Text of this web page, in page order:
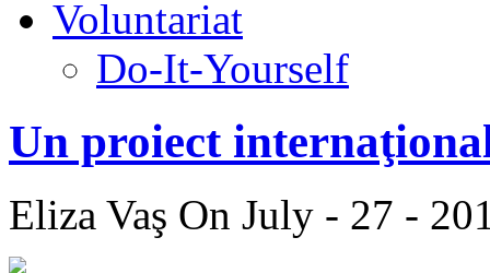
Voluntariat
Do-It-Yourself
Un proiect
Eliza Vaş On July - 27 -